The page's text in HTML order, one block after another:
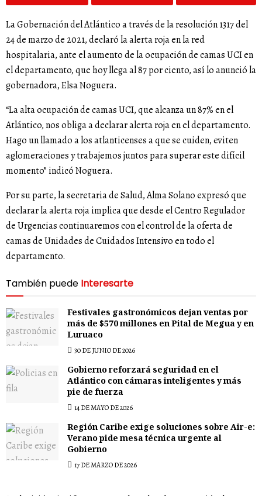
La Gobernación del Atlántico a través de la resolución 1317 del
24 de marzo de 2021, declaró la alerta roja en la red
hospitalaria, ante el aumento de la ocupación de camas UCI en
el departamento, que hoy llega al 87 por ciento, así lo anunció la
gobernadora, Elsa Noguera.
“La alta ocupación de camas UCI, que alcanza un 87% en el
Atlántico, nos obliga a declarar alerta roja en el departamento.
Hago un llamado a los atlanticenses a que se cuiden, eviten
aglomeraciones y trabajemos juntos para superar este difícil
momento” indicó Noguera.
Por su parte, la secretaria de Salud, Alma Solano expresó que
declarar la alerta roja implica que desde el Centro Regulador
de Urgencias continuaremos con el control de la oferta de
camas de Unidades de Cuidados Intensivo en todo el
departamento.
También puede Interesarte
Festivales gastronómicos dejan ventas por
más de $570 millones en Pital de Megua y en
Luruaco
30 DE JUNIO DE 2026
Gobierno reforzará seguridad en el
Atlántico con cámaras inteligentes y más
pie de fuerza
14 DE MAYO DE 2026
Región Caribe exige soluciones sobre Air-e:
Verano pide mesa técnica urgente al
Gobierno
17 DE MARZO DE 2026